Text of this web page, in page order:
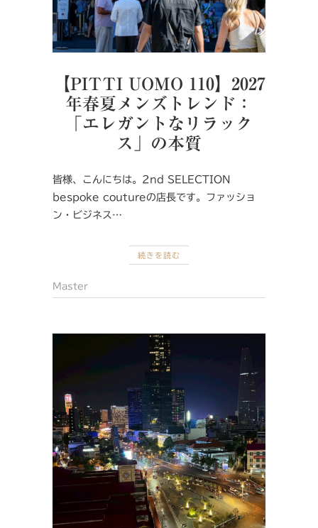
【PITTI UOMO 110】2027
年春夏メンズトレンド：
「エレガントなリラック
ス」の本質
皆様、こんにちは。2nd SELECTION
bespoke coutureの店長です。ファッショ
ン・ビジネス…
続きを読む
Master